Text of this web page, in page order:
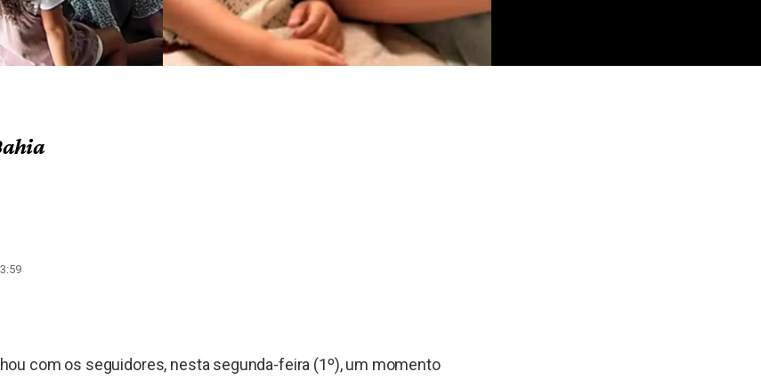
com os seguidores, nesta segunda-feira (1º), um momento